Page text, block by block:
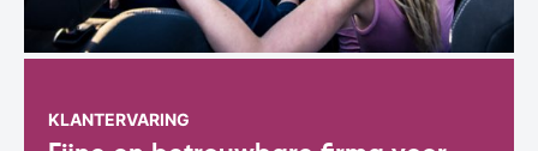
KLANTERVARING